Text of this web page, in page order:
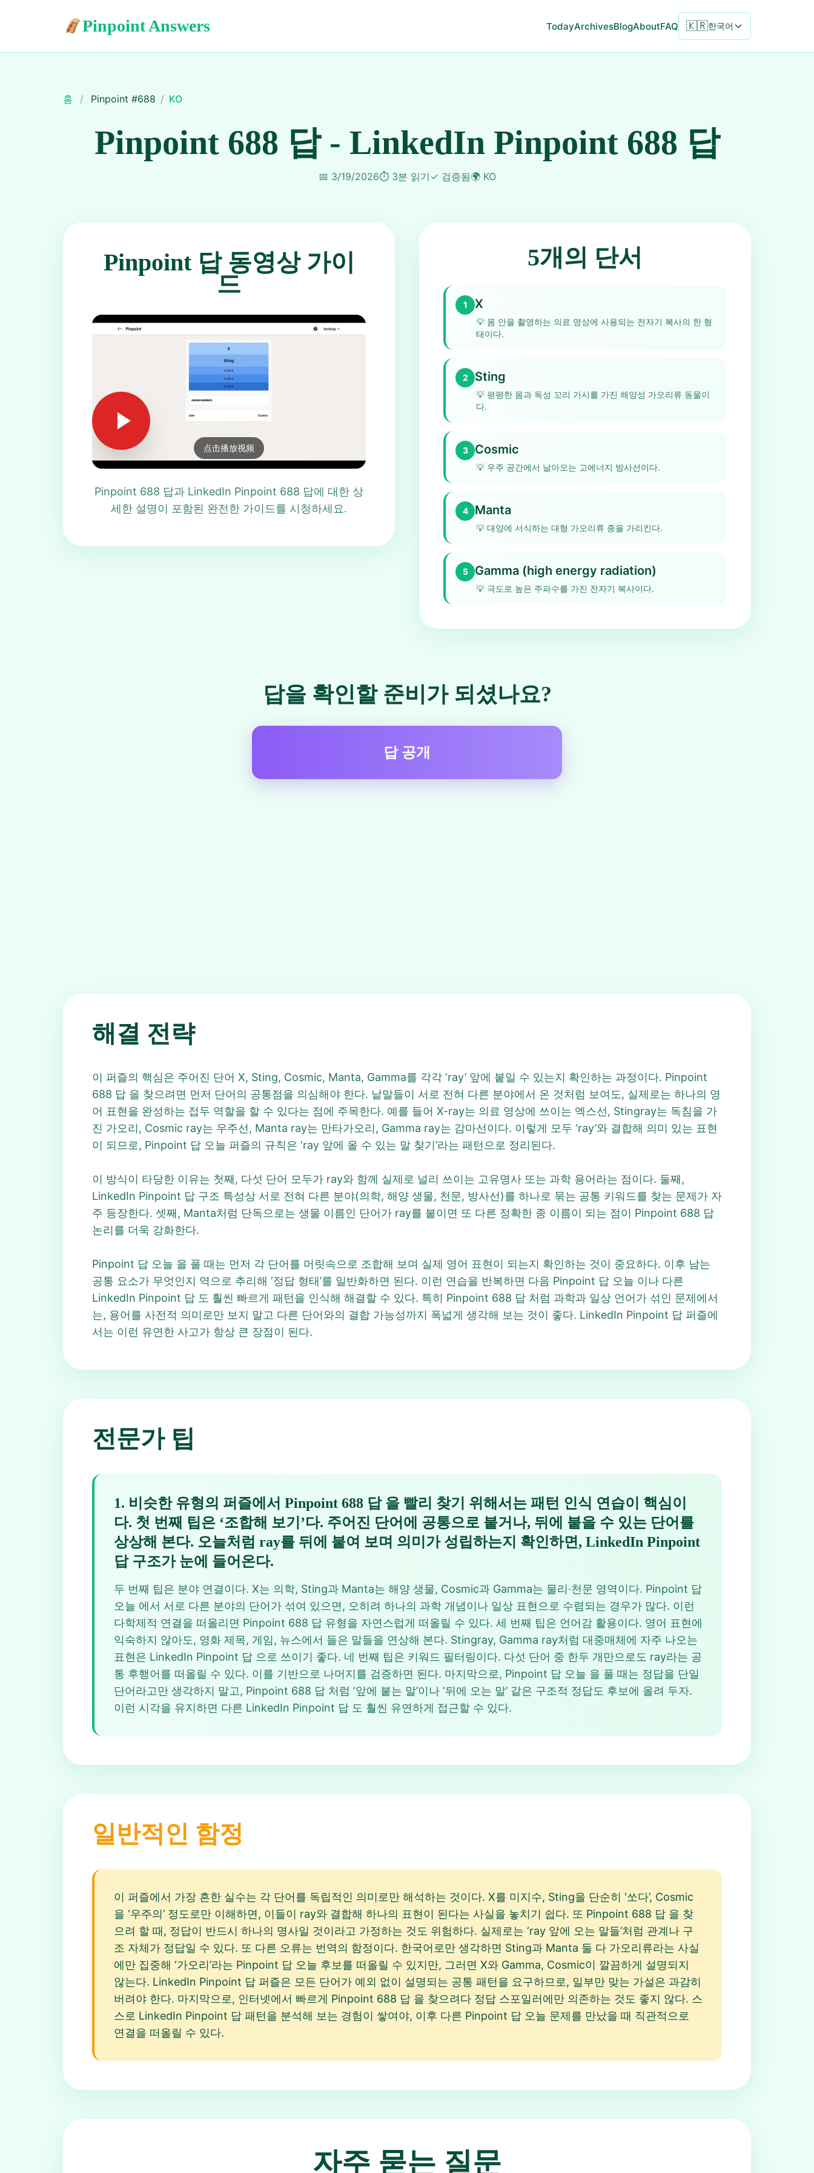
Pinpoint Answers TodayArchivesBlogAboutFAQ 🇰🇷한국어
홈 / Pinpoint #688 / KO
Pinpoint 688 답 - LinkedIn Pinpoint 688 답
📅 3/19/2026⏱️ 3분 읽기 ✓ 검증됨🌍 KO
Pinpoint 답 동영상 가이
드
点击播放视频
Pinpoint 688 답과 LinkedIn Pinpoint 688 답에 대한 상
세한 설명이 포함된 완전한 가이드를 시청하세요.
5개의 단서
1 X
💡 몸 안을 촬영하는 의료 영상에 사용되는 전자기 복사의 한 형
태이다.
2 Sting
💡 평평한 몸과 독성 꼬리 가시를 가진 해양성 가오리류 동물이
다.
3 Cosmic
💡 우주 공간에서 날아오는 고에너지 방사선이다.
4 Manta
💡 대양에 서식하는 대형 가오리류 종을 가리킨다.
5 Gamma (high energy radiation)
💡 극도로 높은 주파수를 가진 전자기 복사이다.
답을 확인할 준비가 되셨나요?
답 공개
해결 전략
이 퍼즐의 핵심은 주어진 단어 X, Sting, Cosmic, Manta, Gamma를 각각 ‘ray’ 앞에 붙일 수 있는지 확인하는 과정이다. Pinpoint
688 답 을 찾으려면 먼저 단어의 공통점을 의심해야 한다. 낱말들이 서로 전혀 다른 분야에서 온 것처럼 보여도, 실제로는 하나의 영
어 표현을 완성하는 접두 역할을 할 수 있다는 점에 주목한다. 예를 들어 X-ray는 의료 영상에 쓰이는 엑스선, Stingray는 독침을 가
진 가오리, Cosmic ray는 우주선, Manta ray는 만타가오리, Gamma ray는 감마선이다. 이렇게 모두 ‘ray’와 결합해 의미 있는 표현
이 되므로, Pinpoint 답 오늘 퍼즐의 규칙은 ‘ray 앞에 올 수 있는 말 찾기’라는 패턴으로 정리된다.
이 방식이 타당한 이유는 첫째, 다섯 단어 모두가 ray와 함께 실제로 널리 쓰이는 고유명사 또는 과학 용어라는 점이다. 둘째,
LinkedIn Pinpoint 답 구조 특성상 서로 전혀 다른 분야(의학, 해양 생물, 천문, 방사선)를 하나로 묶는 공통 키워드를 찾는 문제가 자
주 등장한다. 셋째, Manta처럼 단독으로는 생물 이름인 단어가 ray를 붙이면 또 다른 정확한 종 이름이 되는 점이 Pinpoint 688 답
논리를 더욱 강화한다.
Pinpoint 답 오늘 을 풀 때는 먼저 각 단어를 머릿속으로 조합해 보며 실제 영어 표현이 되는지 확인하는 것이 중요하다. 이후 남는
공통 요소가 무엇인지 역으로 추리해 ‘정답 형태’를 일반화하면 된다. 이런 연습을 반복하면 다음 Pinpoint 답 오늘 이나 다른
LinkedIn Pinpoint 답 도 훨씬 빠르게 패턴을 인식해 해결할 수 있다. 특히 Pinpoint 688 답 처럼 과학과 일상 언어가 섞인 문제에서
는, 용어를 사전적 의미로만 보지 말고 다른 단어와의 결합 가능성까지 폭넓게 생각해 보는 것이 좋다. LinkedIn Pinpoint 답 퍼즐에
서는 이런 유연한 사고가 항상 큰 장점이 된다.
전문가 팁
1. 비슷한 유형의 퍼즐에서 Pinpoint 688 답 을 빨리 찾기 위해서는 패턴 인식 연습이 핵심이
다. 첫 번째 팁은 ‘조합해 보기’다. 주어진 단어에 공통으로 붙거나, 뒤에 붙을 수 있는 단어를
상상해 본다. 오늘처럼 ray를 뒤에 붙여 보며 의미가 성립하는지 확인하면, LinkedIn Pinpoint
답 구조가 눈에 들어온다.
두 번째 팁은 분야 연결이다. X는 의학, Sting과 Manta는 해양 생물, Cosmic과 Gamma는 물리·천문 영역이다. Pinpoint 답
오늘 에서 서로 다른 분야의 단어가 섞여 있으면, 오히려 하나의 과학 개념이나 일상 표현으로 수렴되는 경우가 많다. 이런
다학제적 연결을 떠올리면 Pinpoint 688 답 유형을 자연스럽게 떠올릴 수 있다. 세 번째 팁은 언어감 활용이다. 영어 표현에
익숙하지 않아도, 영화 제목, 게임, 뉴스에서 들은 말들을 연상해 본다. Stingray, Gamma ray처럼 대중매체에 자주 나오는
표현은 LinkedIn Pinpoint 답 으로 쓰이기 좋다. 네 번째 팁은 키워드 필터링이다. 다섯 단어 중 한두 개만으로도 ray라는 공
통 후행어를 떠올릴 수 있다. 이를 기반으로 나머지를 검증하면 된다. 마지막으로, Pinpoint 답 오늘 을 풀 때는 정답을 단일
단어라고만 생각하지 말고, Pinpoint 688 답 처럼 ‘앞에 붙는 말’이나 ‘뒤에 오는 말’ 같은 구조적 정답도 후보에 올려 두자.
이런 시각을 유지하면 다른 LinkedIn Pinpoint 답 도 훨씬 유연하게 접근할 수 있다.
일반적인 함정
이 퍼즐에서 가장 흔한 실수는 각 단어를 독립적인 의미로만 해석하는 것이다. X를 미지수, Sting을 단순히 ‘쏘다’, Cosmic
을 ‘우주의’ 정도로만 이해하면, 이들이 ray와 결합해 하나의 표현이 된다는 사실을 놓치기 쉽다. 또 Pinpoint 688 답 을 찾
으려 할 때, 정답이 반드시 하나의 명사일 것이라고 가정하는 것도 위험하다. 실제로는 ‘ray 앞에 오는 말들’처럼 관계나 구
조 자체가 정답일 수 있다. 또 다른 오류는 번역의 함정이다. 한국어로만 생각하면 Sting과 Manta 둘 다 가오리류라는 사실
에만 집중해 ‘가오리’라는 Pinpoint 답 오늘 후보를 떠올릴 수 있지만, 그러면 X와 Gamma, Cosmic이 깔끔하게 설명되지
않는다. LinkedIn Pinpoint 답 퍼즐은 모든 단어가 예외 없이 설명되는 공통 패턴을 요구하므로, 일부만 맞는 가설은 과감히
버려야 한다. 마지막으로, 인터넷에서 빠르게 Pinpoint 688 답 을 찾으려다 정답 스포일러에만 의존하는 것도 좋지 않다. 스
스로 LinkedIn Pinpoint 답 패턴을 분석해 보는 경험이 쌓여야, 이후 다른 Pinpoint 답 오늘 문제를 만났을 때 직관적으로
연결을 떠올릴 수 있다.
자주 묻는 질문